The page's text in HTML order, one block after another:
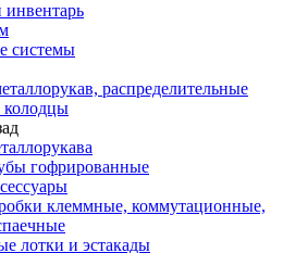
системы
распределительные
колодцы
гофрированные
клеммные, коммутационные,
лотки и эстакады